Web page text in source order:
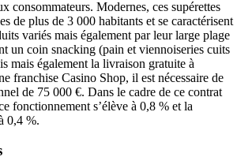
consommateurs. Modernes, ces supérettes
de plus de 3 000 habitants et se caractérisent
variés mais également par leur large plage
un coin snacking (pain et viennoiseries cuits
mais également la livraison gratuite à
franchise Casino Shop, il est nécessaire de
de 75 000 €. Dans le cadre de ce contrat
fonctionnement s’élève à 0,8 % et la
0,4 %.